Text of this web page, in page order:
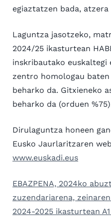
egiaztatzen bada,
Laguntza jasotzeko,
2024/25 ikasturtean
inskribautako euskaltegi
zentro homologau
beharko da. Gitxieneko
beharko da (orduen
Dirulaguntza honeen
Eusko Jaurlaritzaren
www.euskadi.eus
EBAZPENA, 2024ko
zuzendariarena,
2024-2025 ikasturtean